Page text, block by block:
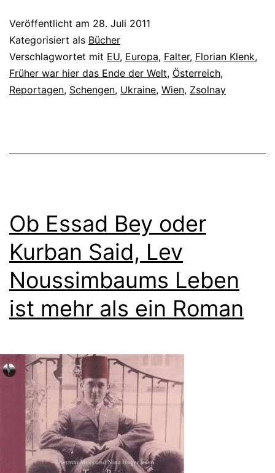
Veröffentlicht am 28. Juli 2011
Kategorisiert als Bücher
Verschlagwortet mit EU, Europa, Falter, Florian Klenk,
Früher war hier das Ende der Welt, Österreich,
Reportagen, Schengen, Ukraine, Wien, Zsolnay
Ob Essad Bey oder
Kurban Said, Lev
Noussimbaums Leben
ist mehr als ein Roman